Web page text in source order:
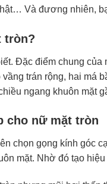
Và đương nhiên,
tròn?
Đặc điểm chung
trán rộng, hai má
ngang khuôn mặt
cho nữ mặt tròn
chọn gọng kính góc
mặt. Nhờ đó tạo